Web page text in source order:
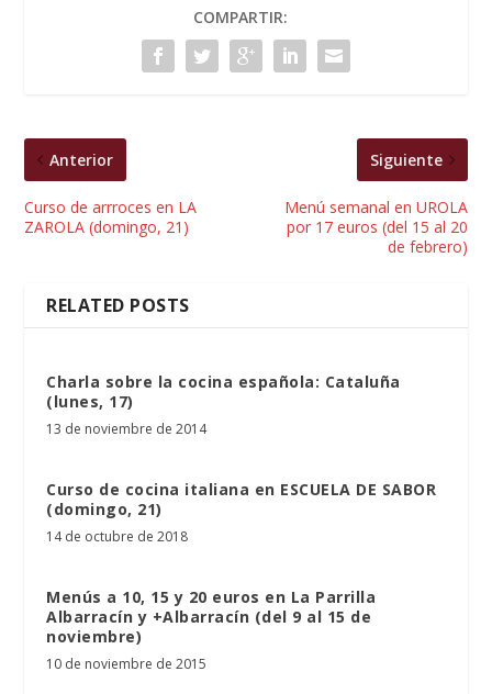
COMPARTIR:
Anterior
Curso de arrroces en LA
ZAROLA (domingo, 21)
Siguiente
Menú semanal en UROLA
por 17 euros (del 15 al 20
de febrero)
RELATED POSTS
Charla sobre la cocina española: Cataluña
(lunes, 17)
13 de noviembre de 2014
Curso de cocina italiana en ESCUELA DE SABOR
(domingo, 21)
14 de octubre de 2018
Menús a 10, 15 y 20 euros en La Parrilla
Albarracín y +Albarracín (del 9 al 15 de
noviembre)
10 de noviembre de 2015